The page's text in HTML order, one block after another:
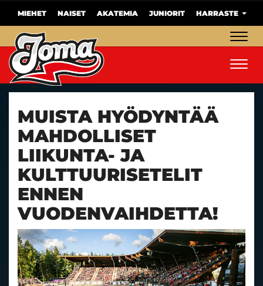
MIEHET NAISET AKATEMIA JUNIORIT HARRASTE
MUISTA HYÖDYNTÄÄ
MAHDOLLISET
LIIKUNTA- JA
KULTTUURISETELIT
ENNEN
VUODENVAIHDETTA!